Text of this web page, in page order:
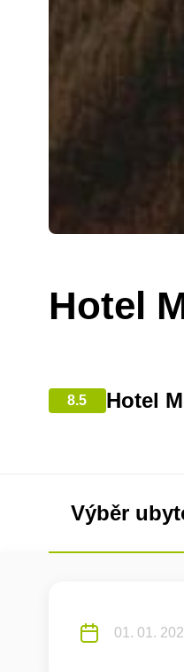
Hotel
8.5 Hotel
Výběr